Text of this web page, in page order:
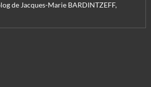
de Jacques-Marie BARDINTZEFF,